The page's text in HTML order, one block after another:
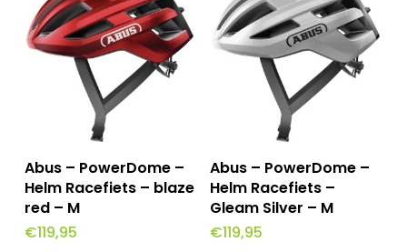
Toevoegen Aan
Winkelwagen
Abus – PowerDome –
Helm Racefiets – blaze
red – M
€119,95
Toevoegen Aan
Winkelwagen
Abus – PowerDome –
Helm Racefiets –
Gleam Silver – M
€119,95